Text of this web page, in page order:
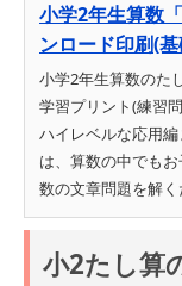
小学2年生算数
ンロード印刷(
小学2年生算数のた
学習プリント(練習
ハイレベルな応用
は、算数の中でも
数の文章問題を解
小2たし算